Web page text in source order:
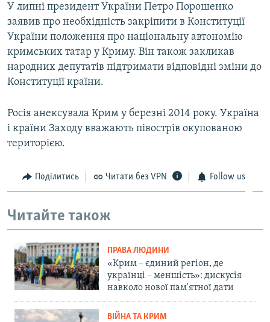
У липні президент України Петро Порошенко
заявив про необхідність закріпити в Конституції
України положення про національну автономію
кримських татар у Криму. Він також закликав
народних депутатів підтримати відповідні зміни до
Конституції країни.
Росія анексувала Крим у березні 2014 року. Україна
і країни Заходу вважають півострів окупованою
територією.
Поділитись Читати без VPN Follow us
Читайте також
ПРАВА ЛЮДИНИ
«Крим – єдиний регіон, де
українці – меншість»: дискусія
навколо нової пам'ятної дати
ВІЙНА ТА КРИМ